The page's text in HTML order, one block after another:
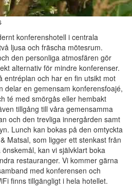
konferenshotell i centrala
ljusa och fräscha mötesrum.
den personliga atmosfären gör
alternativ för mindre konferenser.
entréplan och har en fin utsikt mot
delar en gemensam konferensfoajé,
té med smörgås eller hembakt
tillgång till våra gemensamma
och den trevliga innergården samt
Lunch kan bokas på den omtyckta
Matsal, som ligger ett stenkast från
kan vi självklart boka
restauranger. Vi kommer gärna
med konferensen och
finns tillgängligt i hela hotellet.